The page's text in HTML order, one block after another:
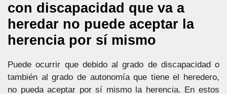
con discapacidad que va a
heredar no puede aceptar la
herencia por sí mismo
Puede ocurrir que debido al grado de discapacidad o
también al grado de autonomía que tiene el heredero,
no pueda aceptar por sí mismo la herencia. En estos